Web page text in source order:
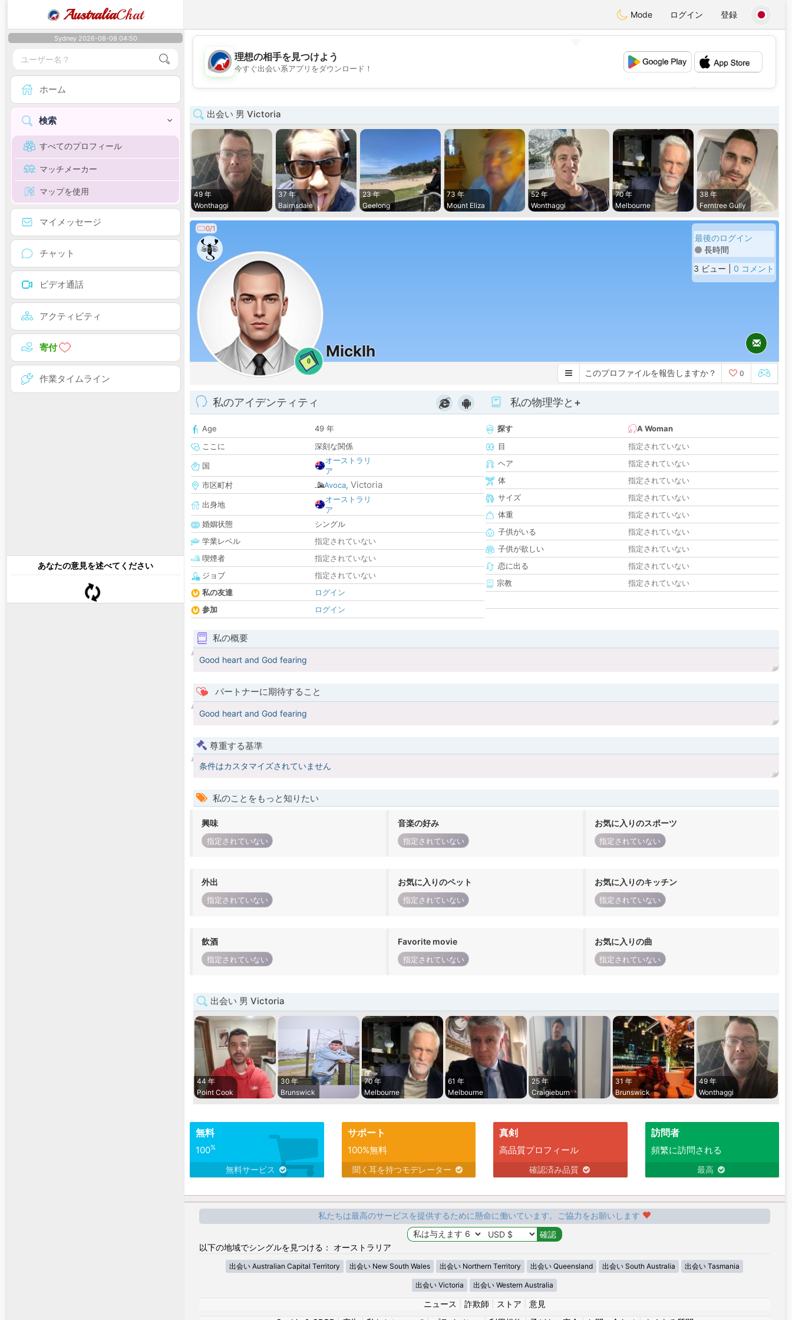
AustraliaChat Mode ログイン 登録
Sydney 2026-08-08 04:50
ホーム
検索
すべてのプロフィール
マッチメーカー
マップを使用
マイメッセージ
チャット
ビデオ通話
アクティビティ
寄付
作業タイムライン
あなたの意見を述べてください
💖
💕
理想の相手を見つけよう
今すぐ出会い系アプリをダウンロード！
出会い 男 Victoria
49 年
Wonthaggi
37 年
Bairnsdale
23 年
Geelong
73 年
Mount Eliza
52 年
Wonthaggi
70 年
Melbourne
38 年
Ferntree Gully
0/1
0
Micklh
最後のログイン
長時間
3 ビュー | 0 コメント
このプロファイルを報告しますか？ 0
私のアイデンティティ
Age
49 年
ここに
深刻な関係
国
オーストラリ
ア
市区町村
Avoca, Victoria
出身地
オーストラリ
ア
婚姻状態
シングル
学業レベル
指定されていない
喫煙者
指定されていない
ジョブ
指定されていない
私の友達
ログイン
参加
ログイン
私の物理学と+
探す
A Woman
目
指定されていない
ヘア
指定されていない
体
指定されていない
サイズ
指定されていない
体重
指定されていない
子供がいる
指定されていない
子供が欲しい
指定されていない
恋に出る
指定されていない
宗教
指定されていない
私の概要
Good heart and God fearing
パートナーに期待すること
Good heart and God fearing
尊重する基準
条件はカスタマイズされていません
私のことをもっと知りたい
興味
指定されていない
音楽の好み
指定されていない
お気に入りのスポーツ
指定されていない
外出
指定されていない
お気に入りのペット
指定されていない
お気に入りのキッチン
指定されていない
飲酒
指定されていない
Favorite movie
指定されていない
お気に入りの曲
指定されていない
出会い 男 Victoria
44 年
Point Cook
30 年
Brunswick
70 年
Melbourne
61 年
Melbourne
25 年
Craigieburn
31 年
Brunswick
49 年
Wonthaggi
無料
100%
無料サービス
サポート
100%無料
聞く耳を持つモデレーター
真剣
高品質プロフィール
確認済み品質
訪問者
頻繁に訪問される
最高
私たちは最高のサービスを提供するために懸命に働いています。ご協力をお願いします
以下の地域でシングルを見つける： オーストラリア
出会い Australian Capital Territory 出会い New South Wales 出会い Northern Territory 出会い Queensland 出会い South Australia 出会い Tasmania
出会い Victoria 出会い Western Australia
ニュース 詐欺師 ストア
意見